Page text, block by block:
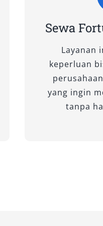
dan halus,
baik untuk sewa
Sewa
Layanan
keperluan
yang ingin
tanpa